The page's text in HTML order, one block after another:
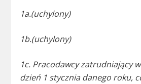
1a.(uchylony)
1b.(uchylony)
1c. Pracodawcy zatrudniający
dzień 1 stycznia danego roku,